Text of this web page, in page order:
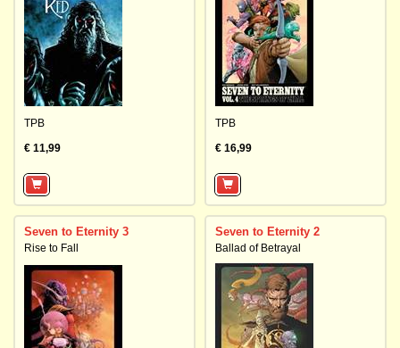
TPB
€ 11,99
TPB
€ 16,99
Seven to Eternity 3
Rise to Fall
Seven to Eternity 2
Ballad of Betrayal